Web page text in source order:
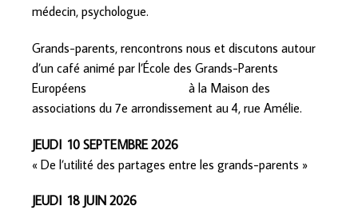
médecin, psychologue.
Grands-parents, rencontrons nous et discutons autour
d’un café animé par l’École des Grands-Parents
Européens à la Maison des
associations du 7e arrondissement au 4, rue Amélie.
JEUDI 10 SEPTEMBRE 2026
« De l’utilité des partages entre les grands-parents »
JEUDI 18 JUIN 2026